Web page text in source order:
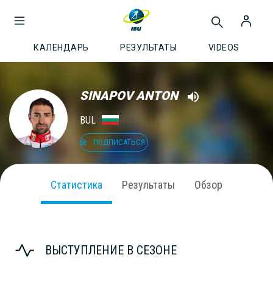
КАЛЕНДАРЬ РЕЗУЛЬТАТЫ VIDEOS
SINAPOV ANTON
BUL
ПОДПИСАТЬСЯ
Статистика Результаты Обзор
ВЫСТУПЛЕНИЕ В СЕЗОНЕ